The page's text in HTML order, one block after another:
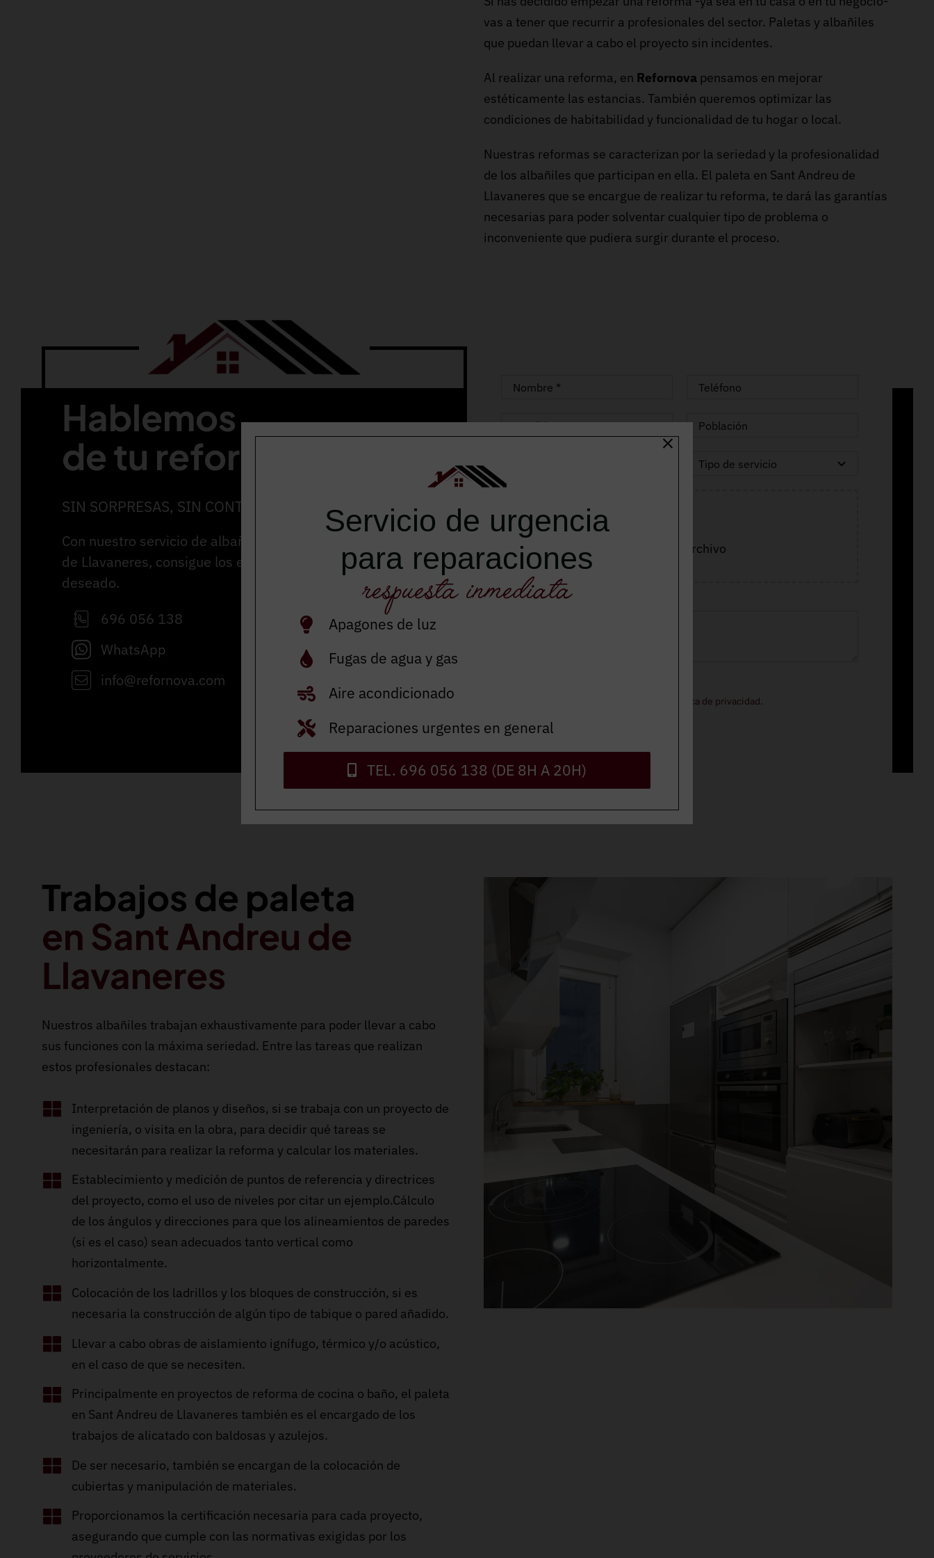
vas a tener que recurrir a profesionales del sector. Paletas y albañiles
que puedan llevar a cabo el proyecto sin incidentes.
Al realizar una reforma, en Refornova pensamos en mejorar
estéticamente las estancias. También queremos optimizar las
condiciones de habitabilidad y funcionalidad de tu hogar o local.
Nuestras reformas se caracterizan por la seriedad y la profesionalidad
de los albañiles que participan en ella. El paleta en Sant Andreu de
Llavaneres que se encargue de realizar tu reforma, te dará las garantías
necesarias para poder solventar cualquier tipo de problema o
inconveniente que pudiera surgir durante el proceso.
Hablemos
de tu reforma
SIN SORPRESAS, SIN CONTRATIEMPOS
Con nuestro servicio de albañilería y paleta en Sant Andreu
de Llavaneres, consigue los espacios que siempre has
deseado.
696 056 138
WhatsApp
info@refornova.com
Adjuntar archivo
política de privacidad.
ENVIAR
Trabajos de paleta
en Sant Andreu de
Llavaneres
Nuestros albañiles trabajan exhaustivamente para poder llevar a cabo
sus funciones con la máxima seriedad. Entre las tareas que realizan
estos profesionales destacan:
Interpretación de planos y diseños, si se trabaja con un proyecto de
ingeniería, o visita en la obra, para decidir qué tareas se
necesitarán para realizar la reforma y calcular los materiales.
Establecimiento y medición de puntos de referencia y directrices
del proyecto, como el uso de niveles por citar un ejemplo.Cálculo
de los ángulos y direcciones para que los alineamientos de paredes
(si es el caso) sean adecuados tanto vertical como
horizontalmente.
Colocación de los ladrillos y los bloques de construcción, si es
necesaria la construcción de algún tipo de tabique o pared añadido.
Llevar a cabo obras de aislamiento ignífugo, térmico y/o acústico,
en el caso de que se necesiten.
Principalmente en proyectos de reforma de cocina o baño, el paleta
en Sant Andreu de Llavaneres también es el encargado de los
trabajos de alicatado con baldosas y azulejos.
De ser necesario, también se encargan de la colocación de
cubiertas y manipulación de materiales.
Proporcionamos la certificación necesaria para cada proyecto,
asegurando que cumple con las normativas exigidas por los
Servicio de urgencia
para reparaciones
respuesta inmediata
Apagones de luz
Fugas de agua y gas
Aire acondicionado
Reparaciones urgentes en general
TEL. 696 056 138 (DE 8H A 20H)